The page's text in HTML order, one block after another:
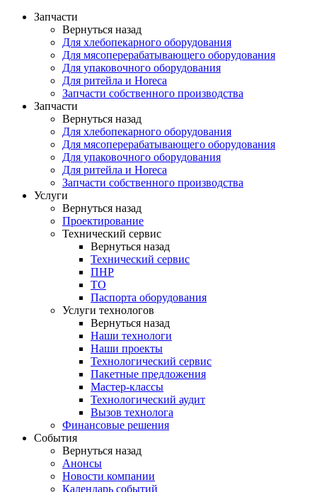
Запчасти
Вернуться назад
Для хлебопекарного оборудования
Для мясоперерабатывающего оборудования
Для упаковочного оборудования
Для ритейла и Horeca
Запчасти собственного производства
Запчасти
Вернуться назад
Для хлебопекарного оборудования
Для мясоперерабатывающего оборудования
Для упаковочного оборудования
Для ритейла и Horeca
Запчасти собственного производства
Услуги
Вернуться назад
Проектирование
Технический сервис
Вернуться назад
Технический сервис
ПНР
ТО
Паспорта оборудования
Услуги технологов
Вернуться назад
Наши технологи
Наши проекты
Технологический сервис
Пакетные предложения
Мастер-классы
Технологический аудит
Вызов технолога
Финансовые решения
События
Вернуться назад
Анонсы
Новости компании
Календарь событий